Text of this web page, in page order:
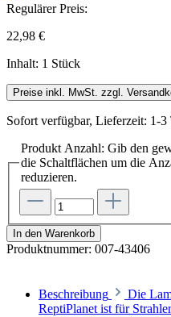
Regulärer Preis:
22,98 €
Inhalt: 1 Stück
Preise inkl. MwSt. zzgl.
Sofort verfügbar, Lieferzeit: 1-3
Produkt Anzahl: Gib den
die Schaltflächen um die
reduzieren.
In den Warenkorb
Produktnummer: 007-43406
Beschreibung
Die
ReptiPlanet ist für